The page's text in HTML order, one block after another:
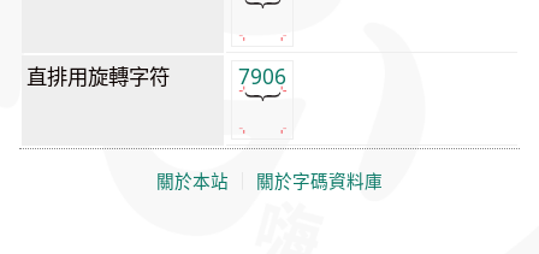
直排用旋轉字符 7906
關於本站 關於字碼資料庫